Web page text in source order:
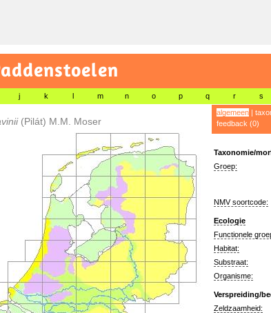
j k l m n o p q r s
(Pilát) M.M. Moser
algemeen|
feedback (0)
Taxonomie/
Groep:
NMV soortcode:
Ecologie
Functionele
Habitat:
Substraat:
Organisme:
Verspreiding/
Zeldzaamheid: